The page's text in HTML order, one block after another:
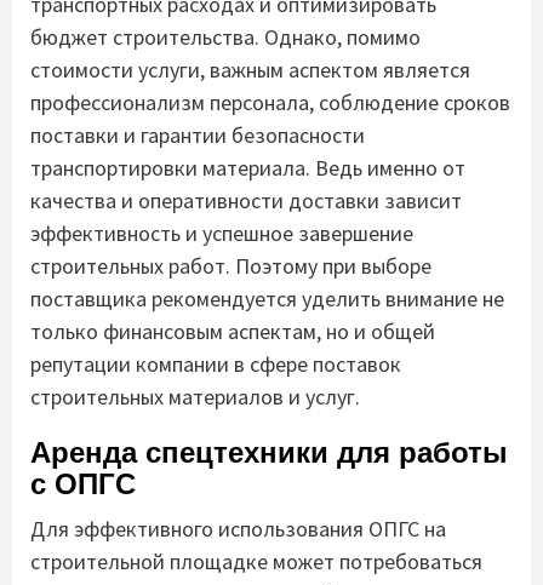
бюджет строительства. Однако, помимо
стоимости услуги, важным аспектом является
профессионализм персонала, соблюдение сроков
поставки и гарантии безопасности
транспортировки материала. Ведь именно от
качества и оперативности доставки зависит
эффективность и успешное завершение
строительных работ. Поэтому при выборе
поставщика рекомендуется уделить внимание не
только финансовым аспектам, но и общей
репутации компании в сфере поставок
строительных материалов и услуг.
Аренда спецтехники для работы
с ОПГС
Для эффективного использования ОПГС на
строительной площадке может потребоваться